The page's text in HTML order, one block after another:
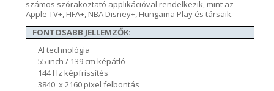
számos szórakoztató applikációval rendelkezik, mint az
Apple TV+, FIFA+, NBA Disney+, Hungama Play és társaik.
FONTOSABB JELLEMZŐK:
AI technológia
55 inch / 139 cm képátló
144 Hz képfrissítés
3840 x 2160 pixel felbontás